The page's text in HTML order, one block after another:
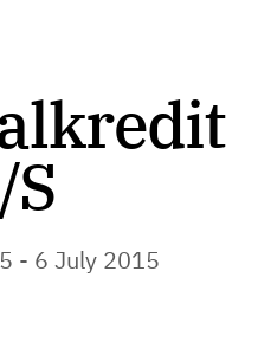
- 6 July 2015